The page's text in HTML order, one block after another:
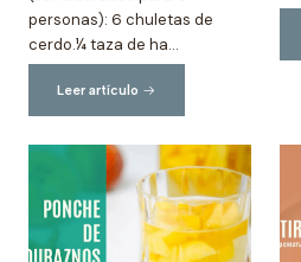
personas): 6 chuletas de
cerdo.¼ taza de ha...
Leer artículo